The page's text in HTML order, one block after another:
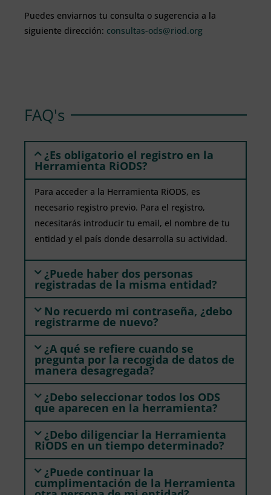
Puedes enviarnos tu consulta o sugerencia a la
siguiente dirección: consultas-ods@riod.org
FAQ's
¿Es obligatorio el registro en la
Herramienta RiODS?
Para acceder a la Herramienta RiODS, es
necesario registro previo. Para el registro,
necesitarás introducir tu email, el nombre de tu
entidad y el país donde desarrolla su actividad.
¿Puede haber dos personas
registradas de la misma entidad?
No recuerdo mi contraseña, ¿debo
registrarme de nuevo?
¿A qué se refiere cuando se
pregunta por la recogida de datos de
manera desagregada?
¿Debo seleccionar todos los ODS
que aparecen en la herramienta?
¿Debo diligenciar la Herramienta
RiODS en un tiempo determinado?
¿Puede continuar la
cumplimentación de la Herramienta